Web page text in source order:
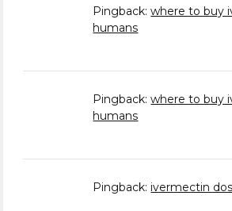
Pingback:where to buy
humans
Pingback:where to buy
humans
Pingback: ivermectin